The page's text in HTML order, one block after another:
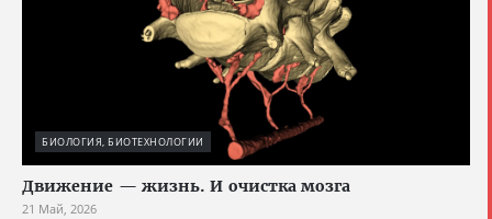
БИОЛОГИЯ, БИОТЕХНОЛОГИИ
Движение — жизнь. И очистка мозга
21 Май, 2026